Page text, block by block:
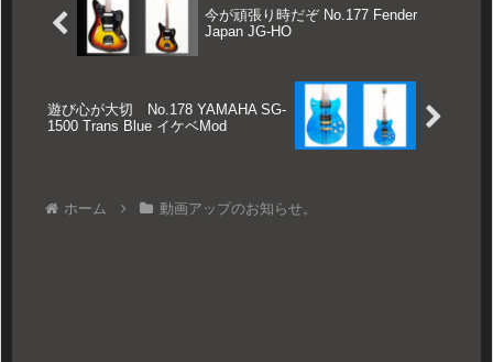
今が頑張り時だぞ No.177 Fender
Japan JG-HO
遊び心が大切 No.178 YAMAHA SG-
1500 Trans Blue イケベMod
ホーム 動画アップのお知らせ。